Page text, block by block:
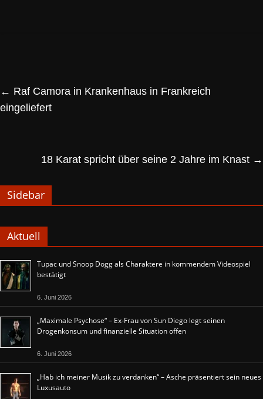
← Raf Camora in Krankenhaus in Frankreich
eingeliefert
18 Karat spricht über seine 2 Jahre im Knast →
Sidebar
Aktuell
Tupac und Snoop Dogg als Charaktere in kommendem Videospiel
bestätigt
6. Juni 2026
„Maximale Psychose“ – Ex-Frau von Sun Diego legt seinen
Drogenkonsum und finanzielle Situation offen
6. Juni 2026
„Hab ich meiner Musik zu verdanken“ – Asche präsentiert sein neues
Luxusauto